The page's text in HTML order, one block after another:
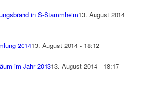
in S-Stammheim13. August 2014
201413. August 2014 - 18:12
im Jahr 201313. August 2014 - 18:17